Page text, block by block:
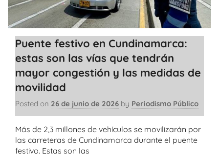
Puente festivo en Cundinamarca:
estas son las vías que tendrán
mayor congestión y las medidas de
movilidad
Posted on 26 de junio de 2026 by Periodismo Público
Más de 2,3 millones de vehículos se movilizarán por
las carreteras de Cundinamarca durante el puente
festivo. Estas son las